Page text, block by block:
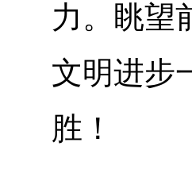
力。眺望
文明进步
胜！